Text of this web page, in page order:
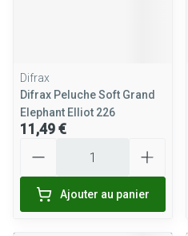
Difrax
Difrax Peluche Soft Grand
Elephant Elliot 226
11,49 €
Ajouter au panier